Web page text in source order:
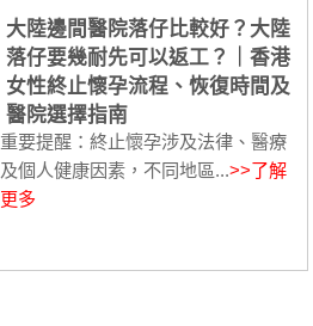
大陸邊間醫院落仔比較好？大陸
落仔要幾耐先可以返工？｜香港
女性終止懷孕流程、恢復時間及
醫院選擇指南
重要提醒：終止懷孕涉及法律、醫療
及個人健康因素，不同地區...>>了解
更多